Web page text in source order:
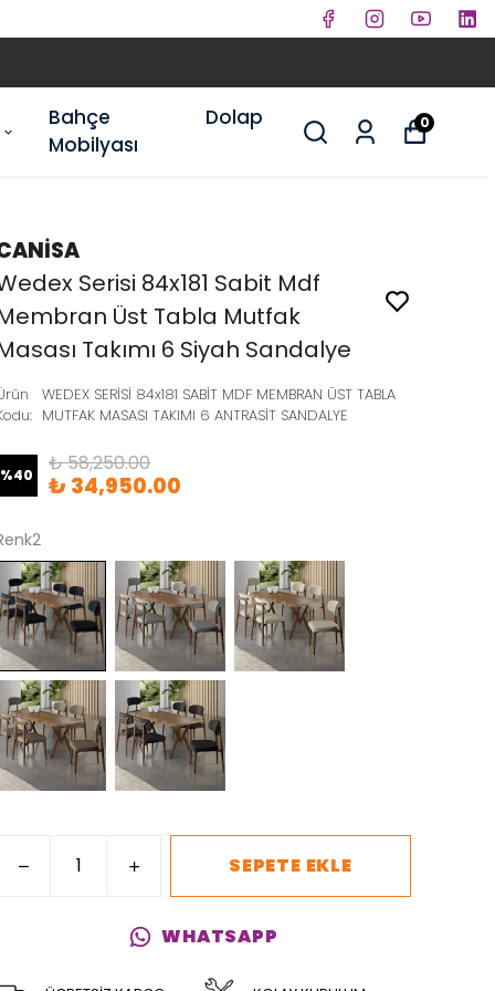
Bahçe
Mobilyası
Dolap 0
Serisi 84x181 Sabit Mdf
Üst Tabla Mutfak
Takımı 6 Siyah Sandalye
:
WEDEX SERİSİ 84x181 SABİT MDF MEMBRAN ÜST TABLA
MUTFAK MASASI TAKIMI 6 ANTRASİT SANDALYE
%40 ₺ 58,250.00
₺ 34,950.00
SEPETE EKLE
WHATSAPP